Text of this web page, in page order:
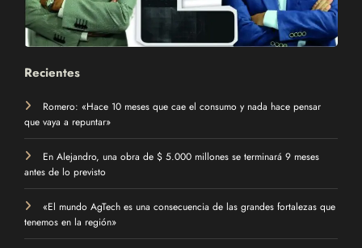
Recientes
Romero: «Hace 10 meses que cae el consumo y nada hace pensar
que vaya a repuntar»
En Alejandro, una obra de $ 5.000 millones se terminará 9 meses
antes de lo previsto
«El mundo AgTech es una consecuencia de las grandes fortalezas que
tenemos en la región»